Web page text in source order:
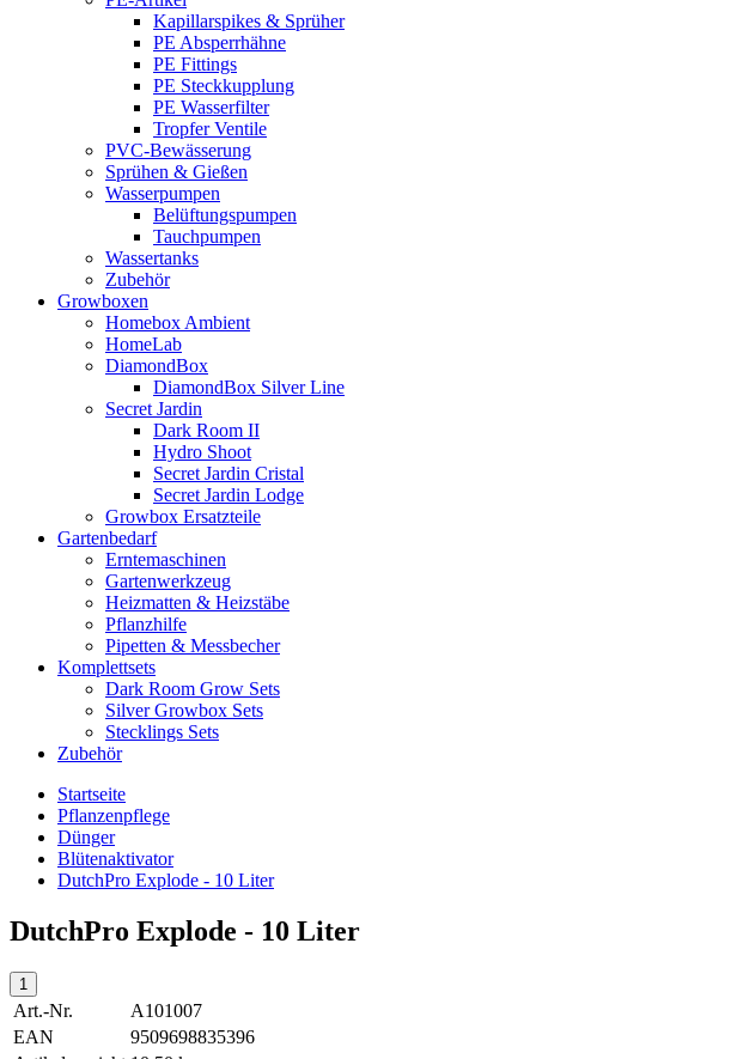
Kapillarspikes & Sprüher
PE Absperrhähne
PE Fittings
PE Steckkupplung
PE Wasserfilter
Tropfer Ventile
PVC-Bewässerung
Sprühen & Gießen
Wasserpumpen
Belüftungspumpen
Tauchpumpen
Wassertanks
Zubehör
Growboxen
Homebox Ambient
HomeLab
DiamondBox
DiamondBox Silver Line
Secret Jardin
Dark Room II
Hydro Shoot
Secret Jardin Cristal
Secret Jardin Lodge
Growbox Ersatzteile
Gartenbedarf
Erntemaschinen
Gartenwerkzeug
Heizmatten & Heizstäbe
Pflanzhilfe
Pipetten & Messbecher
Komplettsets
Dark Room Grow Sets
Silver Growbox Sets
Stecklings Sets
Zubehör
Startseite
Pflanzenpflege
Dünger
Blütenaktivator
DutchPro Explode - 10 Liter
DutchPro Explode - 10 Liter
Art.-Nr.
A101007
EAN
9509698835396